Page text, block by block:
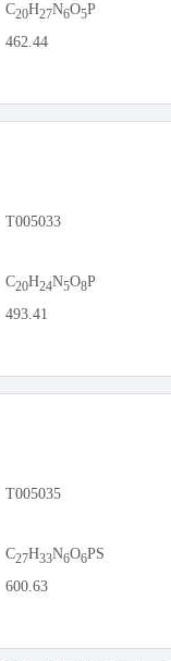
C20H27N6O5P
462.44
T005033
C20H24N5O8P
493.41
T005035
C27H33N6O6PS
600.63